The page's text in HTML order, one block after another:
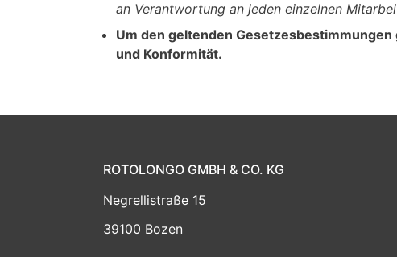
an Verantwortung an jeden einzelnen
Um den geltenden
und Konformität.
ROTOLONGO GMBH & CO. KG
Negrellistraße 15
39100 Bozen